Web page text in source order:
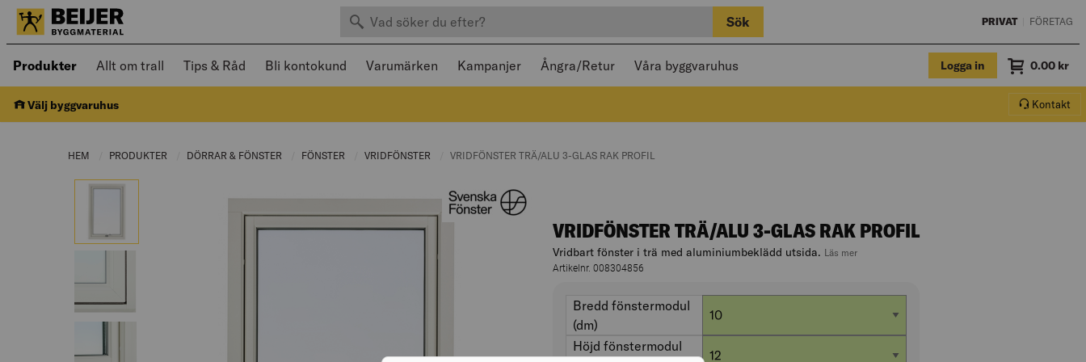
Sök efter produkter Sök PRIVAT FÖRETAG
Produkter Öppnad meny kan navigeras med piltangenter och stängas med Escape
Allt om trall Tips & Råd Bli kontokund Varumärken Kampanjer Ångra/Retur Våra byggvaruhus Logga in Varukorg.
Summa
0.00 kr
Välj byggvaruhus Kontakt
HEM PRODUKTER CURRENT PAGE:
DÖRRAR & FÖNSTER CURRENT PAGE:
FÖNSTER CURRENT PAGE:
VRIDFÖNSTER CURRENT PAGE:
CURRENT PAGE:
VRIDFÖNSTER TRÄ/ALU 3-GLAS RAK PROFIL
VRIDFÖNSTER TRÄ/ALU 3-GLAS RAK PROFIL
Vridbart fönster i trä med aluminiumbeklädd utsida. Läs mer
Artikelnr. 008304856
Varianter
bredd fönstermodul
(dm)
10
höjd fönstermodul
12